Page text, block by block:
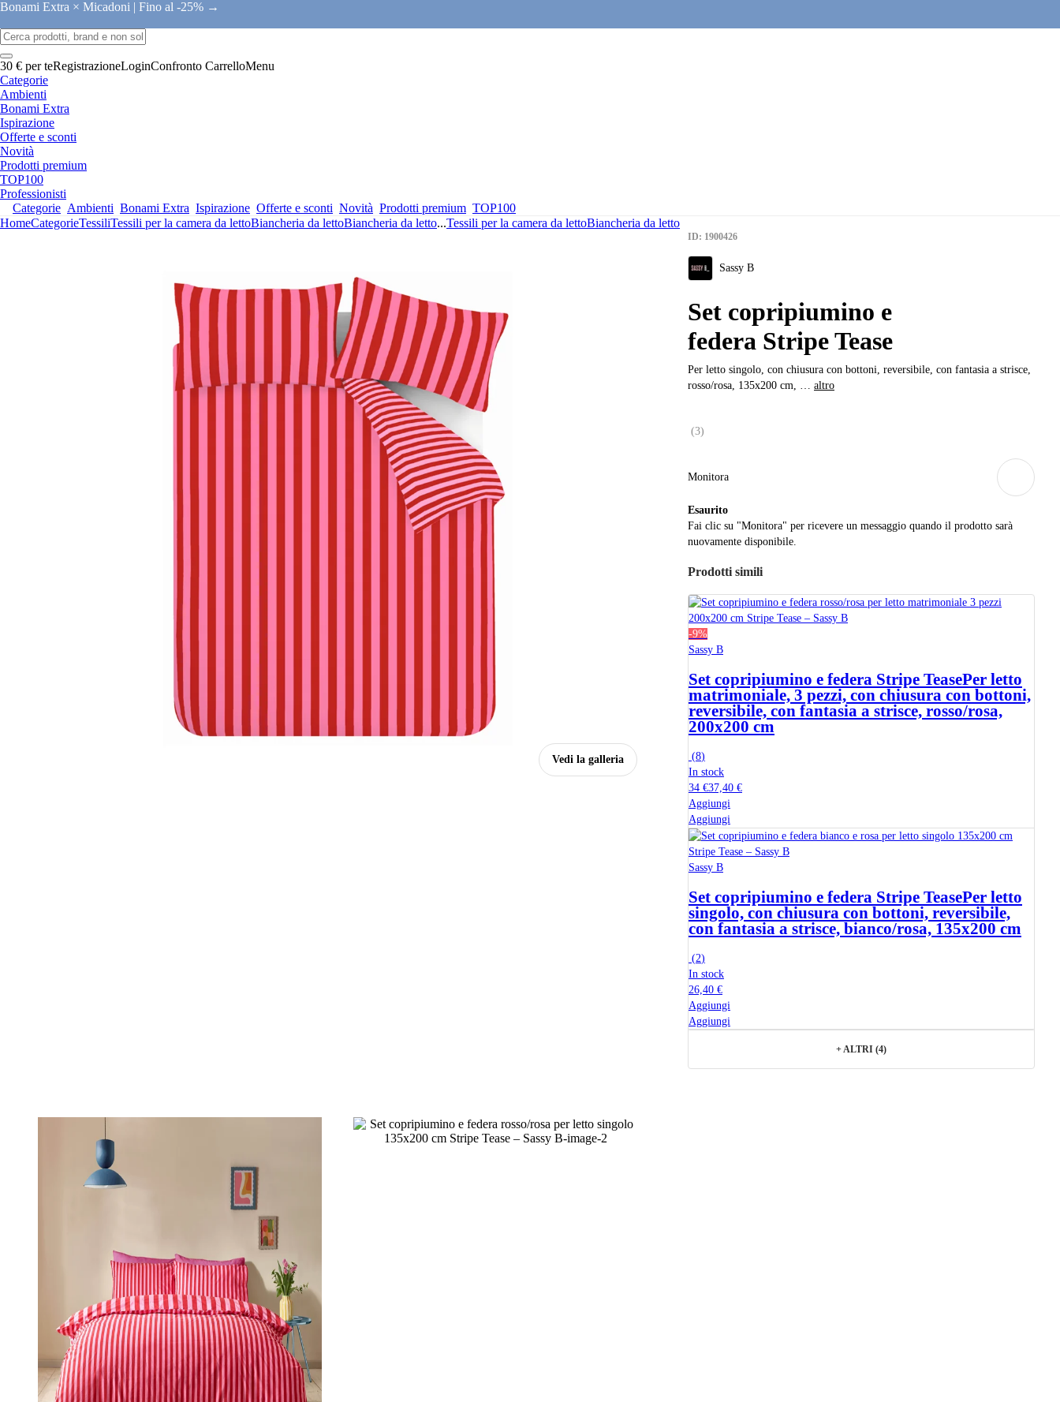
Bonami Extra × Micadoni | Fino al -25% →
30 € per teRegistrazioneLoginConfronto CarrelloMenu
Categorie
Ambienti
Bonami Extra
Ispirazione
Offerte e sconti
Novità
Prodotti premium
TOP100
Professionisti
Categorie Ambienti Bonami Extra Ispirazione Offerte e sconti Novità Prodotti premium TOP100
HomeCategorieTessiliTessili per la camera da lettoBiancheria da lettoBiancheria da letto...Tessili per la camera da lettoBiancheria da letto
Vedi la galleria
ID: 1900426
Sassy B
Set copripiumino e
federa Stripe Tease
Per letto singolo, con chiusura con bottoni, reversibile, con fantasia a strisce,
rosso/rosa, 135x200 cm, … altro
(3)
Monitora
Esaurito
Fai clic su "Monitora" per ricevere un messaggio quando il prodotto sarà
nuovamente disponibile.
Prodotti simili
-9%
Sassy B
Set copripiumino e federa Stripe TeasePer letto
matrimoniale, 3 pezzi, con chiusura con bottoni,
reversibile, con fantasia a strisce, rosso/rosa,
200x200 cm
(8)
In stock
34 €37,40 €
Aggiungi
Aggiungi
Sassy B
Set copripiumino e federa Stripe TeasePer letto
singolo, con chiusura con bottoni, reversibile,
con fantasia a strisce, bianco/rosa, 135x200 cm
(2)
In stock
26,40 €
Aggiungi
Aggiungi
+ ALTRI (4)